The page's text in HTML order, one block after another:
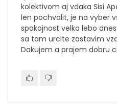
kolektivom aj vdaka Sisi
len pochvalit, je na vyber
spokojnost velka lebo
sa tam urcite zastavim
Dakujem a prajem dobru